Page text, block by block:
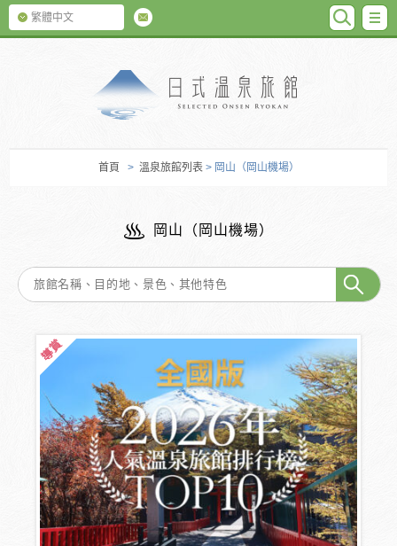
繁體中文
首頁 > 溫泉旅館列表 > 岡山（岡山機場）
岡山（岡山機場）